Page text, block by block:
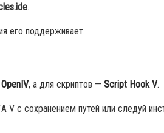
.
его поддерживает.
OpenIV, а для скриптов — Script Hook V.
V с сохранением путей или следуй